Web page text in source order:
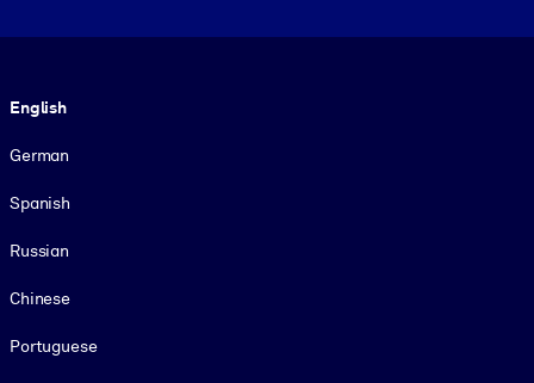
English
German
Spanish
Russian
Chinese
Portuguese